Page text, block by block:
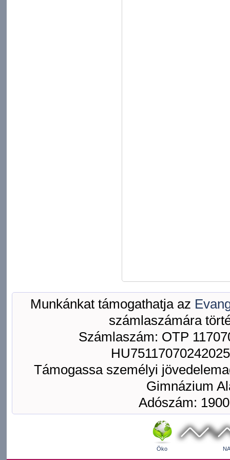
Munkánkat támogathatja az
számlaszámára
Számlaszám: OTP
Támogassa személyi
Gimnázium
Adószám:
Öko